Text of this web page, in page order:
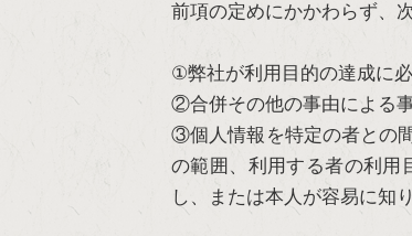
前項の定めにかかわらず、
①弊社が利用目的の達成に
②合併その他の事由による
③個人情報を特定の者との
の範囲、利用する者の利用
し、または本人が容易に知